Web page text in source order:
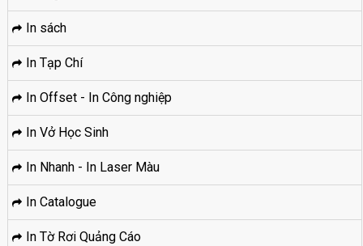
In sách
In Tạp Chí
In Offset - In Công nghiệp
In Vở Học Sinh
In Nhanh - In Laser Màu
In Catalogue
In Tờ Rơi Quảng Cáo